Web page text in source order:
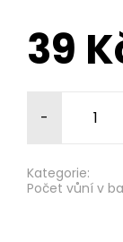
39
-
Kategorie:
Počet vůní v